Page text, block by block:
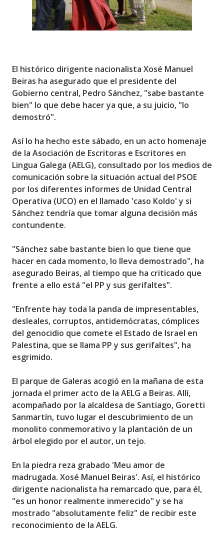
El histórico dirigente nacionalista Xosé Manuel
Beiras ha asegurado que el presidente del
Gobierno central, Pedro Sánchez, "sabe bastante
bien" lo que debe hacer ya que, a su juicio, "lo
demostró".
Así lo ha hecho este sábado, en un acto homenaje
de la Asociación de Escritoras e Escritores en
Lingua Galega (AELG), consultado por los medios de
comunicación sobre la situación actual del PSOE
por los diferentes informes de Unidad Central
Operativa (UCO) en el llamado 'caso Koldo' y si
Sánchez tendría que tomar alguna decisión más
contundente.
"Sánchez sabe bastante bien lo que tiene que
hacer en cada momento, lo lleva demostrado", ha
asegurado Beiras, al tiempo que ha criticado que
frente a ello está "el PP y sus gerifaltes".
"Enfrente hay toda la panda de impresentables,
desleales, corruptos, antidemócratas, cómplices
del genocidio que comete el Estado de Israel en
Palestina, que se llama PP y sus gerifaltes", ha
esgrimido.
El parque de Galeras acogió en la mañana de esta
jornada el primer acto de la AELG a Beiras. Allí,
acompañado por la alcaldesa de Santiago, Goretti
Sanmartín, tuvo lugar el descubrimiento de un
monolito conmemorativo y la plantación de un
árbol elegido por el autor, un tejo.
En la piedra reza grabado 'Meu amor de
madrugada. Xosé Manuel Beiras'. Así, el histórico
dirigente nacionalista ha remarcado que, para él,
"es un honor realmente inmerecido" y se ha
mostrado "absolutamente feliz" de recibir este
reconocimiento de la AELG.